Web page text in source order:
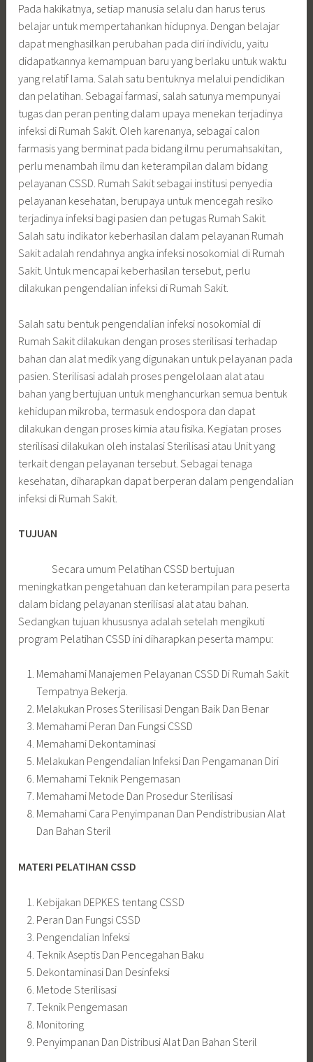
Pada hakikatnya, setiap manusia selalu dan harus terus
belajar untuk mempertahankan hidupnya. Dengan belajar
dapat menghasilkan perubahan pada diri individu, yaitu
didapatkannya kemampuan baru yang berlaku untuk waktu
yang relatif lama. Salah satu bentuknya melalui pendidikan
dan pelatihan. Sebagai farmasi, salah satunya mempunyai
tugas dan peran penting dalam upaya menekan terjadinya
infeksi di Rumah Sakit. Oleh karenanya, sebagai calon
farmasis yang berminat pada bidang ilmu perumahsakitan,
perlu menambah ilmu dan keterampilan dalam bidang
pelayanan CSSD. Rumah Sakit sebagai institusi penyedia
pelayanan kesehatan, berupaya untuk mencegah resiko
terjadinya infeksi bagi pasien dan petugas Rumah Sakit.
Salah satu indikator keberhasilan dalam pelayanan Rumah
Sakit adalah rendahnya angka infeksi nosokomial di Rumah
Sakit. Untuk mencapai keberhasilan tersebut, perlu
dilakukan pengendalian infeksi di Rumah Sakit.
Salah satu bentuk pengendalian infeksi nosokomial di
Rumah Sakit dilakukan dengan proses sterilisasi terhadap
bahan dan alat medik yang digunakan untuk pelayanan pada
pasien. Sterilisasi adalah proses pengelolaan alat atau
bahan yang bertujuan untuk menghancurkan semua bentuk
kehidupan mikroba, termasuk endospora dan dapat
dilakukan dengan proses kimia atau fisika. Kegiatan proses
sterilisasi dilakukan oleh instalasi Sterilisasi atau Unit yang
terkait dengan pelayanan tersebut. Sebagai tenaga
kesehatan, diharapkan dapat berperan dalam pengendalian
infeksi di Rumah Sakit.
TUJUAN
Secara umum Pelatihan CSSD bertujuan
meningkatkan pengetahuan dan keterampilan para peserta
dalam bidang pelayanan sterilisasi alat atau bahan.
Sedangkan tujuan khususnya adalah setelah mengikuti
program Pelatihan CSSD ini diharapkan peserta mampu:
Memahami Manajemen Pelayanan CSSD Di Rumah Sakit
Tempatnya Bekerja.
Melakukan Proses Sterilisasi Dengan Baik Dan Benar
Memahami Peran Dan Fungsi CSSD
Memahami Dekontaminasi
Melakukan Pengendalian Infeksi Dan Pengamanan Diri
Memahami Teknik Pengemasan
Memahami Metode Dan Prosedur Sterilisasi
Memahami Cara Penyimpanan Dan Pendistribusian Alat
Dan Bahan Steril
MATERI PELATIHAN CSSD
Kebijakan DEPKES tentang CSSD
Peran Dan Fungsi CSSD
Pengendalian Infeksi
Teknik Aseptis Dan Pencegahan Baku
Dekontaminasi Dan Desinfeksi
Metode Sterilisasi
Teknik Pengemasan
Monitoring
Penyimpanan Dan Distribusi Alat Dan Bahan Steril